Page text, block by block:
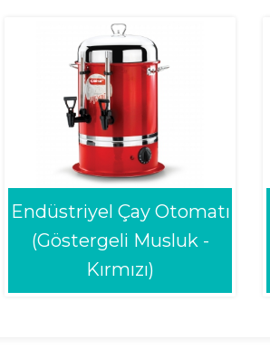
Endüstriyel Çay Otomatı
(Göstergeli Musluk -
Kırmızı)